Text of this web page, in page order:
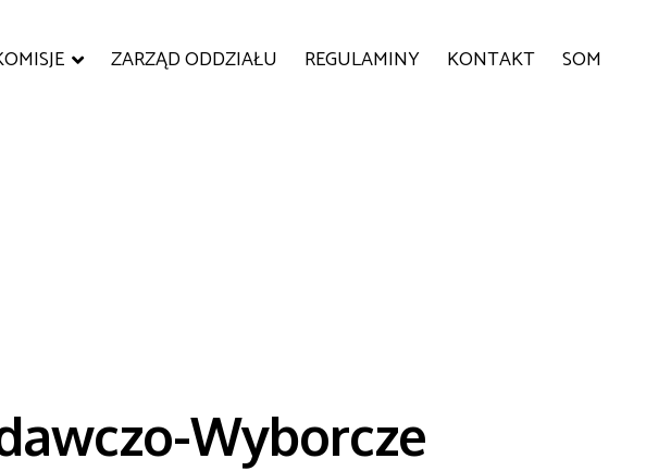
ZARZĄD ODDZIAŁU REGULAMINY KONTAKT SOM
Wyborcze